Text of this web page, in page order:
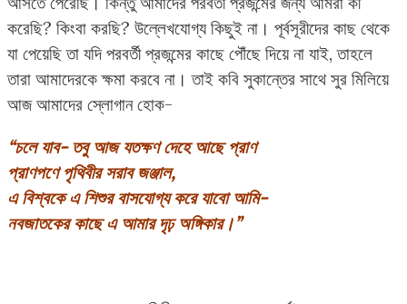
করেছি? কিংবা করছি? উল্লেখযোগ্য কিছুই না। পূর্বসূরীদের কাছ থেকে
যা পেয়েছি তা যদি পরবর্তী প্রজন্মের কাছে পৌঁছে দিয়ে না যাই, তাহলে
তারা আমাদেরকে ক্ষমা করবে না। তাই কবি সুকান্তের সাথে সুর মিলিয়ে
আজ আমাদের স্লোগান হোক-
“চলে যাব- তবু আজ যতক্ষণ দেহে আছে প্রাণ
প্রাণপণে পৃথিবীর সরাব জঞ্জাল,
এ বিশ্বকে এ শিশুর বাসযোগ্য করে যাবো আমি-
নবজাতকের কাছে এ আমার দৃঢ় অঙ্গিকার।”